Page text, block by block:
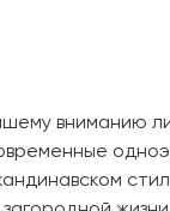
вниманию